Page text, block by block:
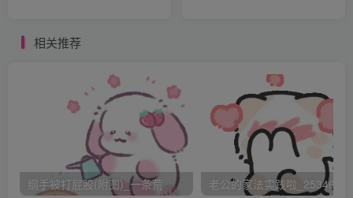
“好了，优等生，该开始派队了。”汤米坐在长沙发上，
么做。”贾斯廷带着哭腔回应“你可以，我们当然也可以。”艾
德和其他两个人一块把挣扎中的贾斯廷按在了汤米的膝盖
上。他拿自己的长衫绑住了贾斯廷的双手，用脚踩着，站起
身观看一幕即将开演的好戏。后面的史蒂芬一把扯下了贾斯
廷的睡裤，用脚踩住贾斯廷褪下的睡裤，刚好可以清楚的看
相关推荐
纲手被打屁股(附图)_一条荒 老公的家法实践啦